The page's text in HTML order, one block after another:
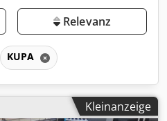
Relevanz
KUPA
Kleinanzeige